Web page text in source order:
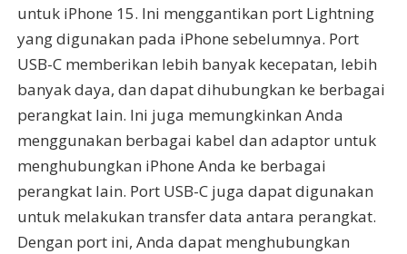
untuk iPhone 15. Ini menggantikan port Lightning
yang digunakan pada iPhone sebelumnya. Port
USB-C memberikan lebih banyak kecepatan, lebih
banyak daya, dan dapat dihubungkan ke berbagai
perangkat lain. Ini juga memungkinkan Anda
menggunakan berbagai kabel dan adaptor untuk
menghubungkan iPhone Anda ke berbagai
perangkat lain. Port USB-C juga dapat digunakan
untuk melakukan transfer data antara perangkat.
Dengan port ini, Anda dapat menghubungkan